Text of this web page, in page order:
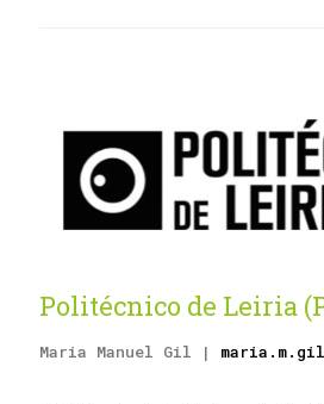
Politécnico de Leiria
Maria Manuel Gil |